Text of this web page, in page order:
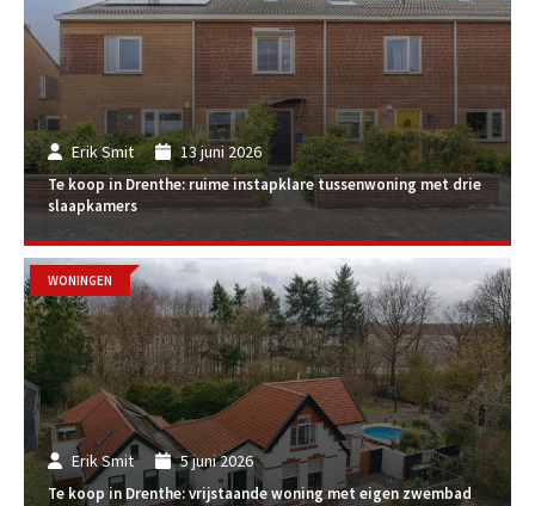
Erik Smit 13 juni 2026
Te koop in Drenthe: ruime instapklare tussenwoning met drie
slaapkamers
Erik Smit 5 juni 2026
Te koop in Drenthe: vrijstaande woning met eigen zwembad
WONINGEN